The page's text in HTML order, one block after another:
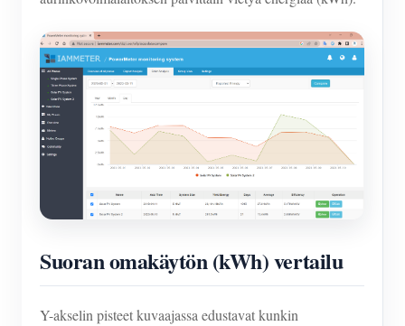
Suoran omakäytön (kWh) vertailu
Y-akselin pisteet kuvaajassa edustavat kunkin